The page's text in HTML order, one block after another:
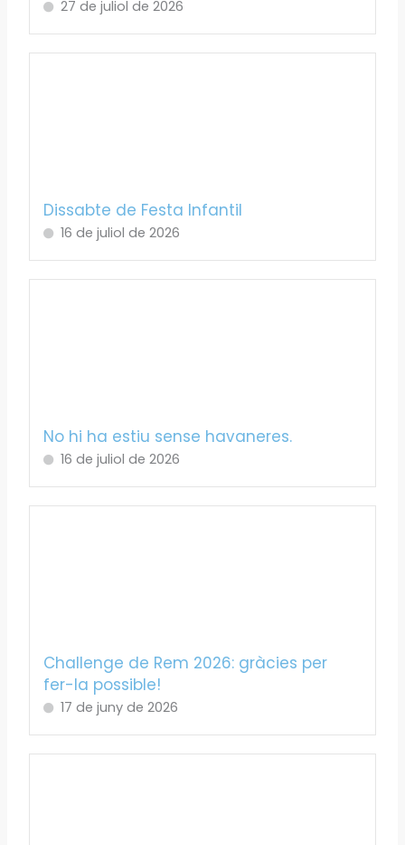
27 de juliol de 2026
Dissabte de Festa Infantil
16 de juliol de 2026
No hi ha estiu sense havaneres.
16 de juliol de 2026
Challenge de Rem 2026: gràcies per
fer-la possible!
17 de juny de 2026